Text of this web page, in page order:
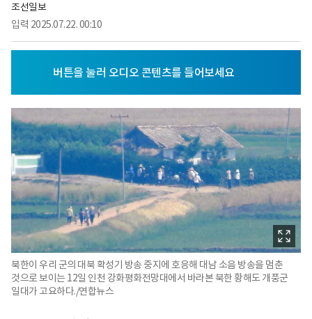
조선일보
입력 2025.07.22. 00:10
북한이 우리 군의 대북 확성기 방송 중지에 호응해 대남 소음 방송을 멈춘
것으로 보이는 12일 인천 강화평화전망대에서 바라본 북한 황해도 개풍군
일대가 고요하다./연합뉴스